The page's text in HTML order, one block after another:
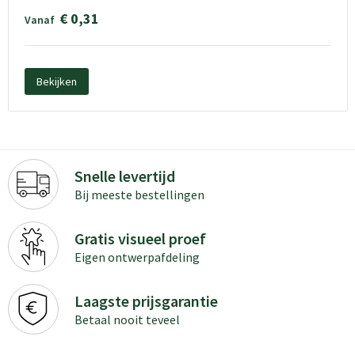
Vanaf € 0,31
Bekijken
Snelle levertijd
Bij meeste bestellingen
Gratis visueel proef
Eigen ontwerpafdeling
Laagste prijsgarantie
Betaal nooit teveel